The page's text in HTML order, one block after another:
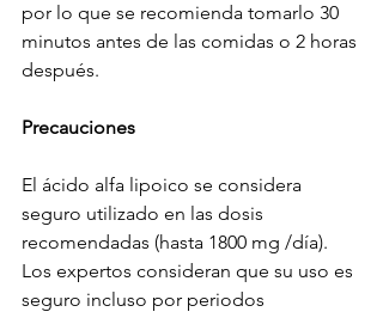
por lo que se recomienda tomarlo 30
minutos antes de las comidas o 2 horas
después.
Precauciones
El ácido alfa lipoico se considera
seguro utilizado en las dosis
recomendadas (hasta 1800 mg /día).
Los expertos consideran que su uso es
seguro incluso por periodos